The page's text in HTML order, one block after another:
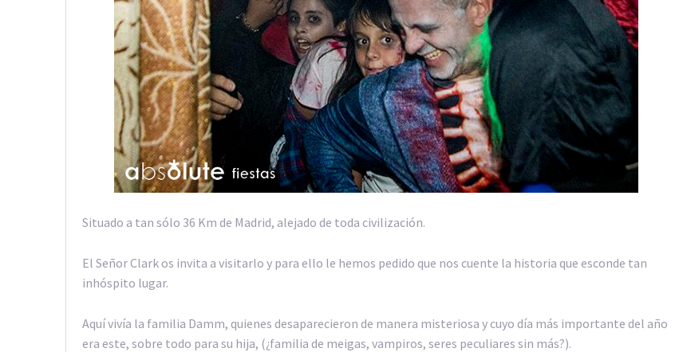
Situado a tan sólo 36 Km de Madrid, alejado de toda civilización.
El Señor Clark os invita a visitarlo y para ello le hemos pedido que nos cuente la historia que esconde tan
inhóspito lugar.
Aquí vivía la familia Damm, quienes desaparecieron de manera misteriosa y cuyo día más importante del año
era este, sobre todo para su hija, (¿familia de meigas, vampiros, seres peculiares sin más?).